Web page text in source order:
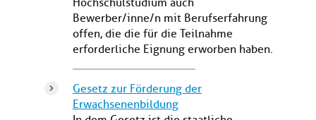
Hochschulstudium auch
Bewerber/inne/n mit Berufserfahrung
offen, die die für die Teilnahme
erforderliche Eignung erworben haben.
Gesetz zur Förderung der
Erwachsenenbildung